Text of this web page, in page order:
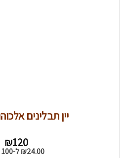
יין תבלינים
₪120
₪24.00 ל-100 מ"ל